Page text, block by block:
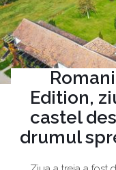
Edition,
castel
drumul